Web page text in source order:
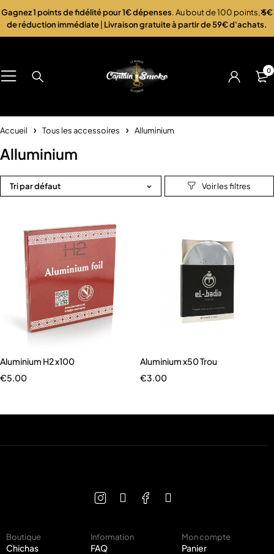
Gagnez 1 points de fidélité pour 1€ dépenses. Au bout de 100 points,5€
de réduction immédiate Livraison gratuite à partir de 59€ d'achats.
0
Accueil Tous les accessoires Alluminium
Alluminium
Tri par défaut
Aluminium H2 x100
€5.00
Aluminium x50 Trou
€3.00
Boutique
Chichas
Information
FAQ
Mon compte
Panier